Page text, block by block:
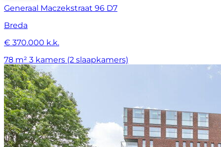
Generaal Maczekstraat 96 D7
Breda
€ 370.000 k.k.
78 m² 3 kamers (2 slaapkamers)